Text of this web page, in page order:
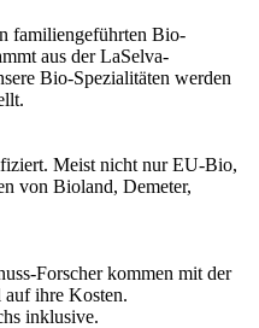
familiengeführten Bio-
aus der LaSelva-
Bio-Spezialitäten werden
Meist nicht nur EU-Bio,
von Bioland, Demeter,
Forscher kommen mit der
ihre Kosten.
inklusive.